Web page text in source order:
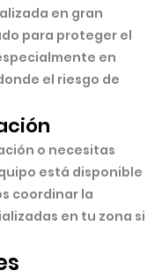
en gran
para proteger el
en
el riesgo de
o necesitas
está disponible
coordinar la
en tu zona si